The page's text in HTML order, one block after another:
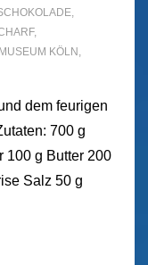
,
,
KÖLN ,
dem feurigen
700 g
100 g Butter 200
Salz 50 g